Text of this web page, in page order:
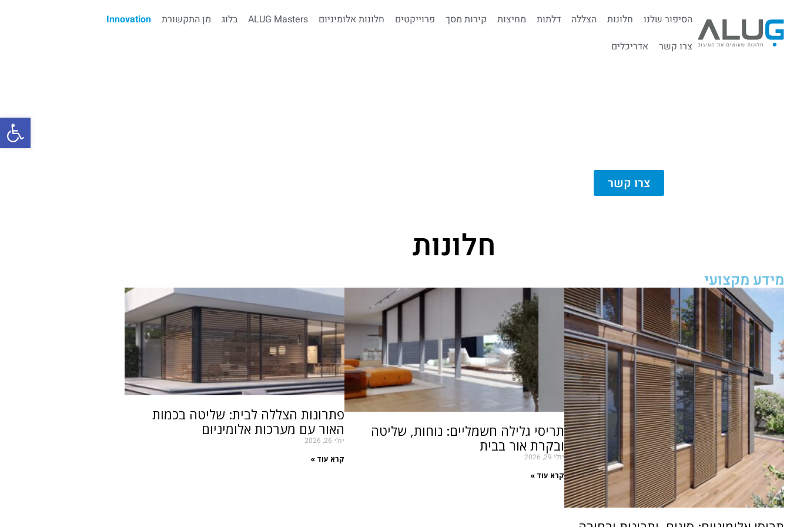
פתח
הסיפור שלנו חלונות הצללה דלתות מחיצות קירות מסך פרוייקטים חלונות אלומיניום ALUG Masters בלוג מן התקשורת
Innovation
צרו קשר
אדריכלים
צרו קשר
חלונות
מידע מקצועי
תריסי גלילה חשמליים: נוחות, שליטה
ובקרת אור בבית
יולי 29, 2026
קרא עוד »
פתרונות הצללה לבית: שליטה בכמות
האור עם מערכות אלומיניום
יולי 26, 2026
קרא עוד »